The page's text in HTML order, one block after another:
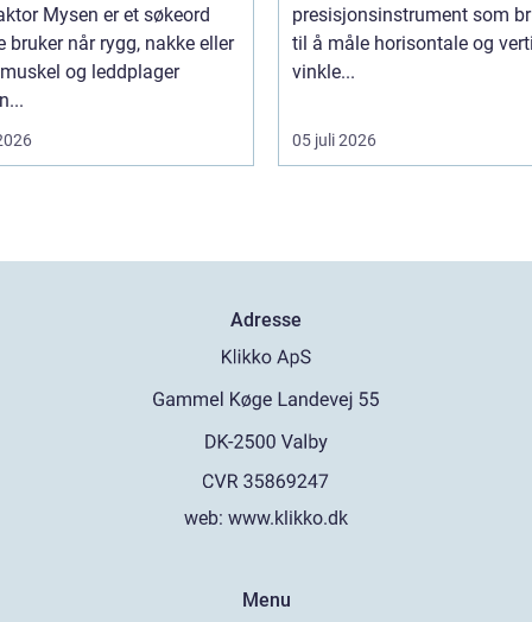
Mysen er et søkeord
bruker når rygg, nakke eller
og leddplager
presisjonsinstrument som
til å måle horisontale og
vinkle...
05 juli 2026
Adresse
web: www.klikko.dk
Menu